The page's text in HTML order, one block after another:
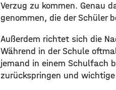
Verzug zu kommen. Genau
genommen, die der Schüler
Außerdem richtet sich die
Während in der Schule
jemand in einem Schulfach
zurückspringen und